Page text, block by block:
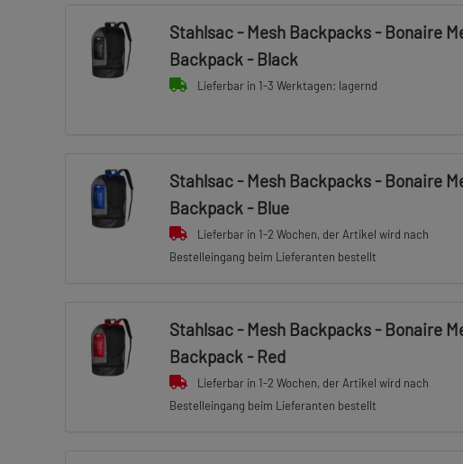
Stahlsac - Mesh Backpacks - Bonaire
Backpack - Black
Lieferbar in 1-3 Werktagen: lagernd
Stahlsac - Mesh Backpacks - Bonaire
Backpack - Blue
Lieferbar in 1-2 Wochen, der Artikel wird nach
Bestelleingang beim Lieferanten bestellt
Stahlsac - Mesh Backpacks - Bonaire
Backpack - Red
Lieferbar in 1-2 Wochen, der Artikel wird nach
Bestelleingang beim Lieferanten bestellt